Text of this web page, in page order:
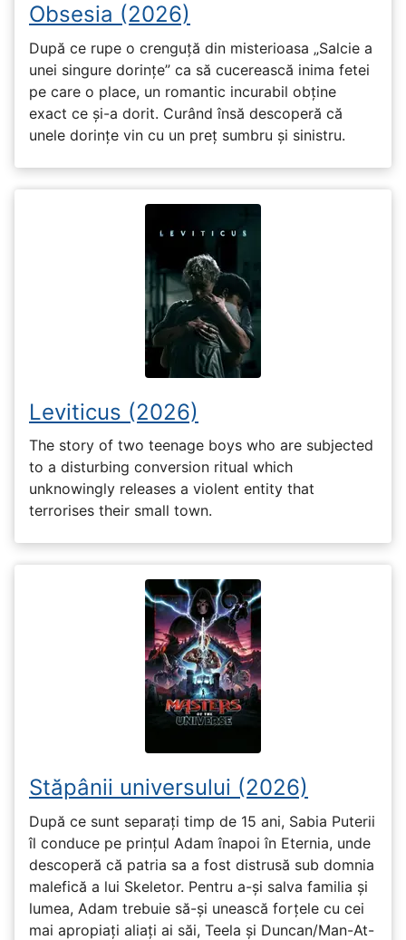
Obsesia (2026)
După ce rupe o crenguță din misterioasa „Salcie a
unei singure dorințe” ca să cucerească inima fetei
pe care o place, un romantic incurabil obține
exact ce și-a dorit. Curând însă descoperă că
unele dorințe vin cu un preț sumbru și sinistru.
Leviticus (2026)
The story of two teenage boys who are subjected
to a disturbing conversion ritual which
unknowingly releases a violent entity that
terrorises their small town.
Stăpânii universului (2026)
După ce sunt separați timp de 15 ani, Sabia Puterii
îl conduce pe prințul Adam înapoi în Eternia, unde
descoperă că patria sa a fost distrusă sub domnia
malefică a lui Skeletor. Pentru a-și salva familia și
lumea, Adam trebuie să-și unească forțele cu cei
mai apropiați aliați ai săi, Teela și Duncan/Man-At-